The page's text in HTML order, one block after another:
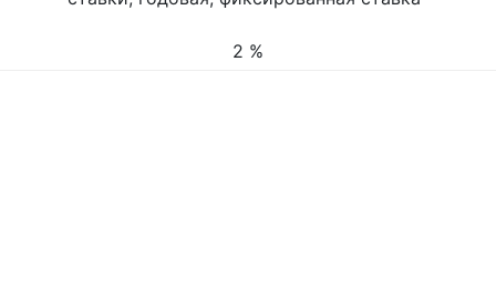
2 %